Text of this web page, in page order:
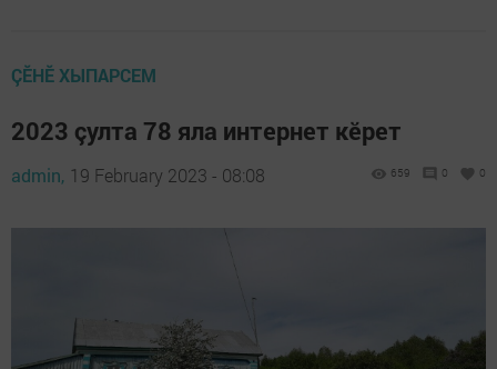
ÇӖНӖ ХЫПАРСЕМ
2023 çулта 78 яла интернет кӗрет
admin, 19 February 2023 - 08:08 659 0 0